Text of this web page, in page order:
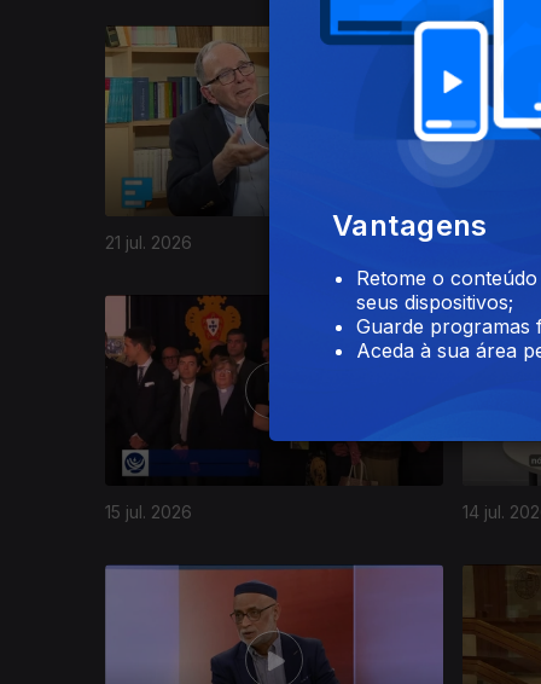
21 jul. 2026 20 jul.
15 jul. 2026 14 jul.
940972
Vantagens
Retome o
seus dispositivos;
Guarde programas
Aceda à sua área